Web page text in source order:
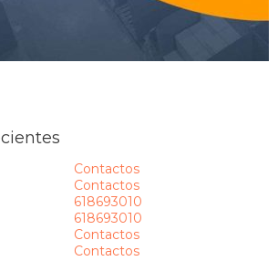
Contactos
Contactos
618693010
618693010
Contactos
Contactos